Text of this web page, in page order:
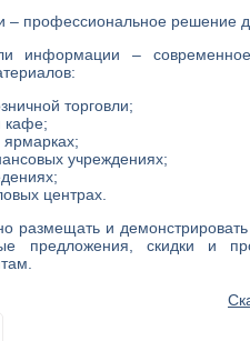
– профессиональное решение
информации –
торговли;
кафе;
ярмарках;
учреждениях;
центрах.
размещать и
предложения, скидки и